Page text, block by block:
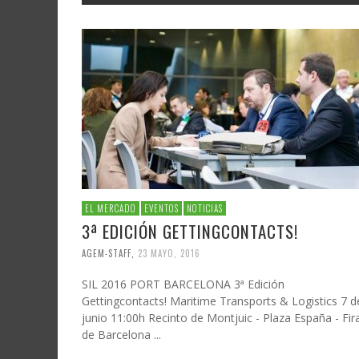
EL MERCADO EVENTOS NOTICIAS
3ª EDICIÓN GETTINGCONTACTS!
AGEM-STAFF 23 MAYO, 2016
SIL 2016 PORT BARCELONA 3ª Edición
Gettingcontacts! Maritime Transports & Logistics 7
junio 11:00h Recinto de Montjuic - Plaza España -
de Barcelona ...